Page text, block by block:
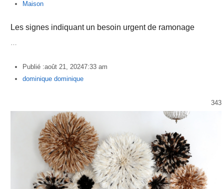
Maison
Les signes indiquant un besoin urgent de ramonage
…
Publié :août 21, 20247:33 am
Author
dominique dominique
343